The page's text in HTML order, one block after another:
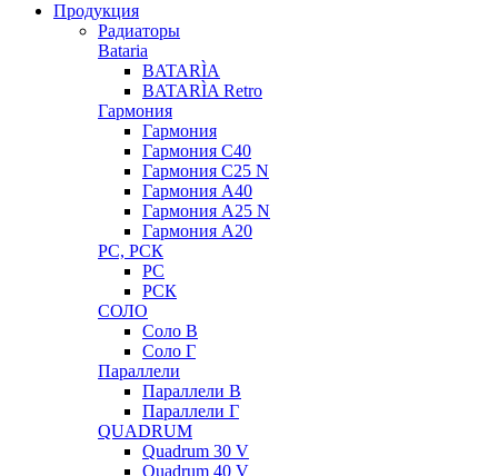
Продукция
Радиаторы
Bataria
BATARÌA
BATARÌA Retro
Гармония
Гармония
Гармония С40
Гармония С25 N
Гармония А40
Гармония А25 N
Гармония А20
РС, РСК
РС
РСК
СОЛО
Соло В
Соло Г
Параллели
Параллели В
Параллели Г
QUADRUM
Quadrum 30 V
Quadrum 40 V